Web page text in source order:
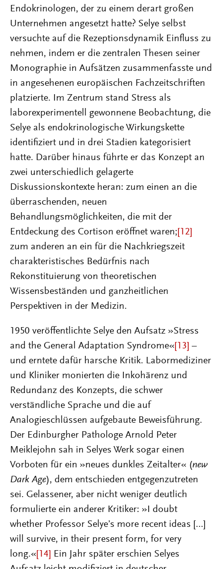
Endokrinologen, der zu einem derart großen
Unternehmen angesetzt hatte? Selye selbst
versuchte auf die Rezeptionsdynamik Einfluss zu
nehmen, indem er die zentralen Thesen seiner
Monographie in Aufsätzen zusammenfasste und
in angesehenen europäischen Fachzeitschriften
platzierte. Im Zentrum stand Stress als
laborexperimentell gewonnene Beobachtung, die
Selye als endokrinologische Wirkungskette
identifiziert und in drei Stadien kategorisiert
hatte. Darüber hinaus führte er das Konzept an
zwei unterschiedlich gelagerte
Diskussionskontexte heran: zum einen an die
überraschenden, neuen
Behandlungsmöglichkeiten, die mit der
Entdeckung des Cortison eröffnet waren; [12]
zum anderen an ein für die Nachkriegszeit
charakteristisches Bedürfnis nach
Rekonstituierung von theoretischen
Wissensbeständen und ganzheitlichen
Perspektiven in der Medizin.
1950 veröffentlichte Selye den Aufsatz »Stress
and the General Adaptation Syndrome« [13] –
und erntete dafür harsche Kritik. Labormediziner
und Kliniker monierten die Inkohärenz und
Redundanz des Konzepts, die schwer
verständliche Sprache und die auf
Analogieschlüssen aufgebaute Beweisführung.
Der Edinburgher Pathologe Arnold Peter
Meiklejohn sah in Selyes Werk sogar einen
Vorboten für ein »neues dunkles Zeitalter« (new
Dark Age), dem entschieden entgegenzutreten
sei. Gelassener, aber nicht weniger deutlich
formulierte ein anderer Kritiker: »I doubt
whether Professor Selye’s more recent ideas […]
will survive, in their present form, for very
long.« [14] Ein Jahr später erschien Selyes